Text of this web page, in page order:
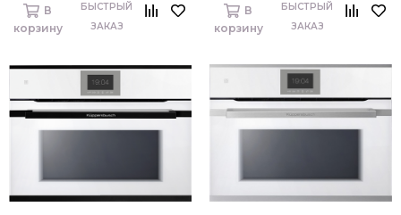
В
корзину
БЫСТРЫЙ
ЗАКАЗ
В
корзину
БЫСТРЫЙ
ЗАКАЗ